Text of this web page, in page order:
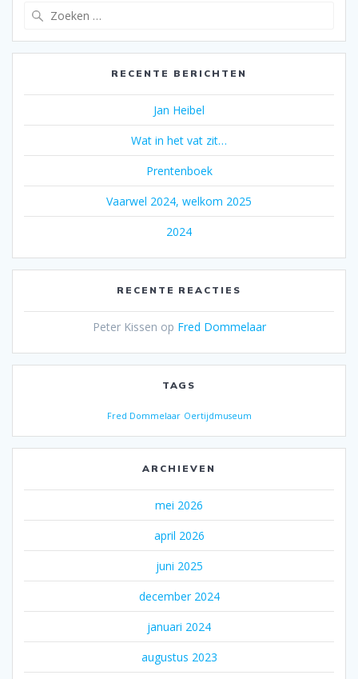
RECENTE BERICHTEN
Jan Heibel
Wat in het vat zit…
Prentenboek
Vaarwel 2024, welkom 2025
2024
RECENTE REACTIES
Peter Kissen op Fred Dommelaar
TAGS
Fred Dommelaar Oertijdmuseum
ARCHIEVEN
mei 2026
april 2026
juni 2025
december 2024
januari 2024
augustus 2023